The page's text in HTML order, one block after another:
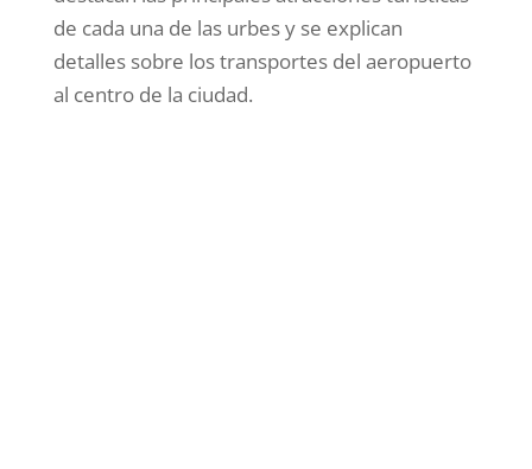
de cada una de las urbes y se explican
detalles sobre los transportes del aeropuerto
al centro de la ciudad.